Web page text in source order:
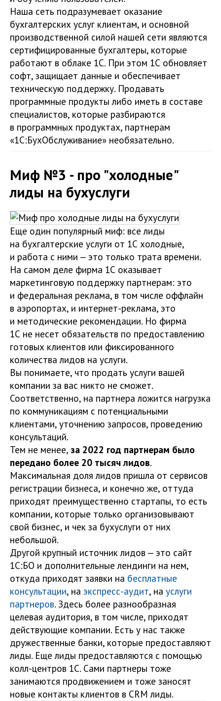
Наша сеть подразумевает оказание
бухгалтерских услуг клиентам, и основной
производственной силой нашей сети являются
сертифицированные бухгалтеры, которые
работают в облаке 1С. При этом 1С обновляет
софт, защищает данные и обеспечивает
техническую поддержку. Продавать
программные продукты либо иметь в составе
специалистов, которые разбираются
в программных продуктах, партнерам
«1С:БухОбслуживание» необязательно.
Миф №3 - про "холодные"
лиды на бухуслуги
Еще один популярный миф: все лиды
на бухгалтерские услуги от 1С холодные,
и работа с ними — это только трата времени.
На самом деле фирма 1С оказывает
маркетинговую поддержку партнерам: это
и федеральная реклама, в том числе оффлайн
в аэропортах, и интернет-реклама, это
и методические рекомендации. Но фирма
1С не несет обязательств по предоставлению
готовых клиентов или фиксированного
количества лидов на услуги.
Вы понимаете, что продать услуги вашей
компании за вас никто не сможет.
Соответственно, на партнера ложится нагрузка
по коммуникациям с потенциальными
клиентами, уточнению запросов, проведению
консультаций.
Тем не менее, за 2022 год партнерам было
передано более 20 тысяч лидов.
Максимальная доля лидов пришла от сервисов
регистрации бизнеса, и конечно же, оттуда
приходят преимущественно стартапы, то есть
компании, которые только организовывают
свой бизнес, и чек за бухуслуги от них
небольшой.
Другой крупный источник лидов — это сайт
1С:БО и дополнительные лендинги на нем,
откуда приходят заявки на бесплатные
консультации, на экспресс-аудит, на услуги
партнеров. Здесь более разнообразная
целевая аудитория, в том числе, приходят
действующие компании. Есть у нас также
дружественные банки, которые предоставляют
лиды. Еще лиды предоставляются с помощью
колл-центров 1С. Сами партнеры тоже
занимаются продвижением и тоже заносят
новые контакты клиентов в CRM лиды.